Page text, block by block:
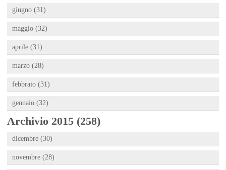
giugno (31)
maggio (32)
aprile (31)
marzo (28)
febbraio (31)
gennaio (32)
Archivio 2015 (258)
dicembre (30)
novembre (28)